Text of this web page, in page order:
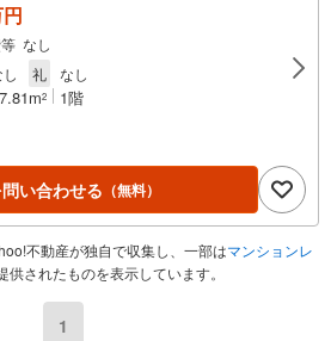
なし
礼 なし
2 1階
い合わせる （無料）
不動産が独自で収集し、一部はマンションレ
供されたものを表示しています。
1